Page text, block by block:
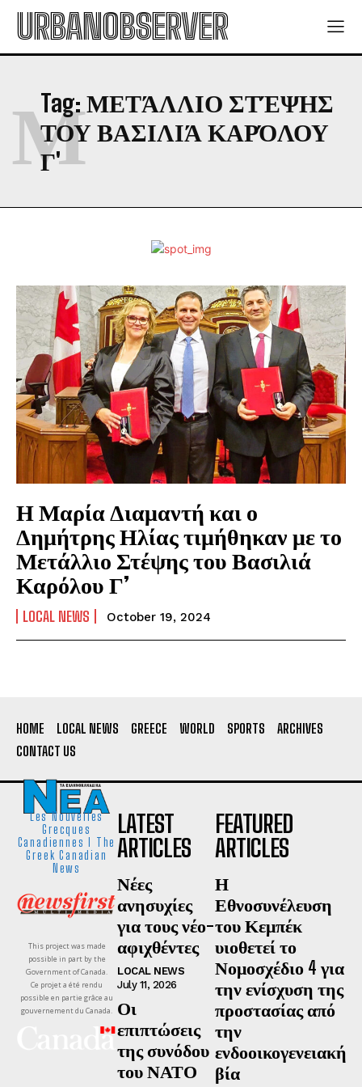
URBANOBSERVER
Tag: ΜΕΤΆΛΛΙΟ ΣΤΈΨΗΣ
ΤΟΥ ΒΑΣΙΛΙΆ ΚΑΡΌΛΟΥ
Γ'
Μ
Η Μαρία Διαμαντή και ο
Δημήτρης Ηλίας τιμήθηκαν με το
Μετάλλιο Στέψης του Βασιλιά
Καρόλου Γ’
LOCAL NEWS October 19, 2024
HOME LOCAL NEWS GREECE WORLD SPORTS
ARCHIVES
CONTACT US
Les Nouvelles
Grecques
Canadiennes I The
Greek Canadian
News
This project was made
possible in part by the
Government of Canada.
Ce projet a été rendu
possible en partie grâce au
gouvernement du Canada.
LATEST
ARTICLES
Νέες
ανησυχίες
για τους νέο-
αφιχθέντες
LOCAL NEWS
July 11, 2026
Οι
επιπτώσεις
της συνόδου
του ΝΑΤΟ
FEATURED
ARTICLES
Η
Εθνοσυνέλευση
του Κεμπέκ
υιοθετεί το
Νομοσχέδιο 4 για
την ενίσχυση της
προστασίας από
την
ενδοοικογενειακή
βία